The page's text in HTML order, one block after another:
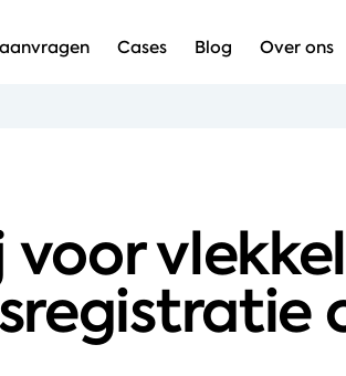
Cases Blog Over ons
voor